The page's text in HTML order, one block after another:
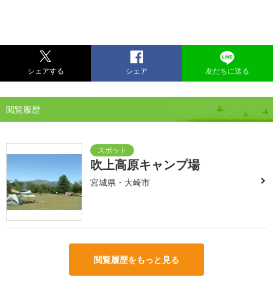
シェアする シェア 友だちに送る
閲覧履歴
吹上高原キャンプ場
宮城県・大崎市
閲覧履歴をもっと見る